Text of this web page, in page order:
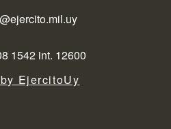
1542 int. 12600
EjercitoUy